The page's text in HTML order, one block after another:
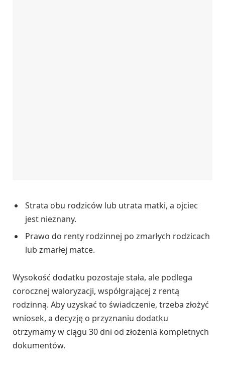
Strata obu rodziców lub utrata matki, a ojciec
jest nieznany.
Prawo do renty rodzinnej po zmarłych rodzicach
lub zmarłej matce.
Wysokość dodatku pozostaje stała, ale podlega
corocznej waloryzacji, współgrającej z rentą
rodzinną. Aby uzyskać to świadczenie, trzeba złożyć
wniosek, a decyzję o przyznaniu dodatku
otrzymamy w ciągu 30 dni od złożenia kompletnych
dokumentów.